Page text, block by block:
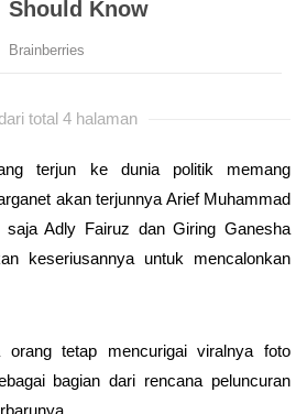
total 4 halaman
terjun ke dunia politik memang
akan terjunnya Arief Muhammad
Adly Fairuz dan Giring Ganesha
keseriusannya untuk mencalonkan
orang tetap mencurigai viralnya foto
bagian dari rencana peluncuran